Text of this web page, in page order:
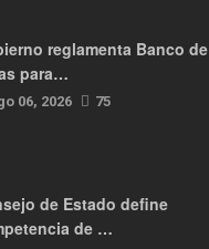
reglamenta Banco de
para…
06, 2026 75
de Estado define
de …